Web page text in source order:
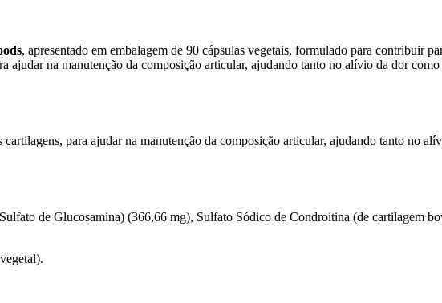
, apresentado em embalagem de 90 cápsulas vegetais, formulado para contribuir
na manutenção da composição articular, ajudando tanto no alívio da dor como
para ajudar na manutenção da composição articular, ajudando tanto no
de Glucosamina) (366,66 mg), Sulfato Sódico de Condroitina (de cartilagem